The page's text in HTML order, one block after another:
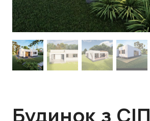
Будинок з СІП